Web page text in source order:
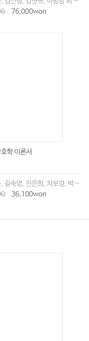
76,000won
학 이론서
장성옥, 길숙영, 진은희, 차보경, 박창승, 김영희, 임세현, 김은재, 이해랑
36,100won